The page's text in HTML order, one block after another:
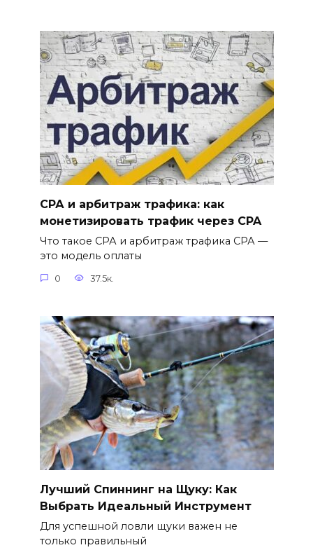
СРА и арбитраж трафика: как
монетизировать трафик через CPA
Что такое СРА и арбитраж трафика СРА —
это модель оплаты
0 37.5к.
Лучший Спиннинг на Щуку: Как
Выбрать Идеальный Инструмент
Для успешной ловли щуки важен не
только правильный